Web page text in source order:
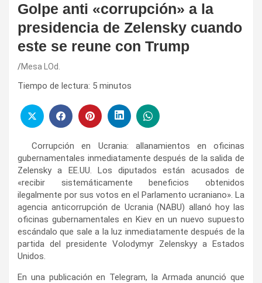
Golpe anti «corrupción» a la
presidencia de Zelensky cuando
este se reune con Trump
Mesa LOd.
Tiempo de lectura: 5 minutos
Corrupción en Ucrania: allanamientos en oficinas
gubernamentales inmediatamente después de la salida de
Zelensky a EE.UU. Los diputados están acusados ​​de
«recibir sistemáticamente beneficios obtenidos
ilegalmente por sus votos en el Parlamento ucraniano». La
agencia anticorrupción de Ucrania (NABU) allanó hoy las
oficinas gubernamentales en Kiev en un nuevo supuesto
escándalo que sale a la luz inmediatamente después de la
partida del presidente Volodymyr Zelenskyy a Estados
Unidos.
En una publicación en Telegram, la Armada anunció que